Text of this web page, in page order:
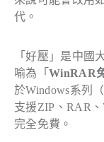
代。
「好壓」是中國
喻為「 WinRAR
於Windows系列
支援ZIP、RAR
完全免費。